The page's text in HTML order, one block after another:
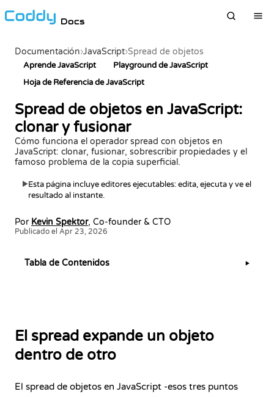
Docs
Documentación›JavaScript›Spread de objetos
Aprende JavaScript
Playground de JavaScript
Hoja de Referencia de JavaScript
Spread de objetos en JavaScript:
clonar y fusionar
Cómo funciona el operador spread con objetos en
JavaScript: clonar, fusionar, sobrescribir propiedades y el
famoso problema de la copia superficial.
▶Esta página incluye editores ejecutables: edita, ejecuta y ve el
resultado al instante.
Por Kevin Spektor, Co-founder & CTO
Publicado el Apr 23, 2026
El spread expande un objeto
dentro de otro
El spread de objetos en JavaScript -esos tres puntos
Tabla de Contenidos ▶